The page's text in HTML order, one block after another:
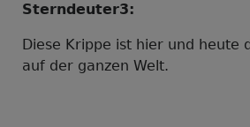
Sterndeuter3:
Diese Krippe ist hier und heute
auf der ganzen Welt.